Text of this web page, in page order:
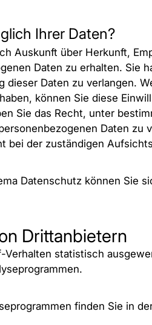
Ihrer Daten?
Auskunft über Herkunft,
Daten zu erhalten. Sie
Daten zu verlangen.
können Sie diese
Sie das Recht, unter
Daten zu
bei der zuständigen
Datenschutz können Sie
Dritt­anbietern
statistisch
finden Sie in